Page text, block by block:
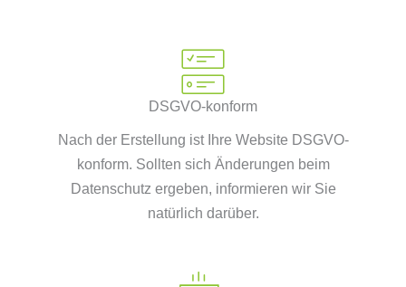
DSGVO-konform
Nach der Erstellung ist Ihre Website DSGVO-
konform. Sollten sich Änderungen beim
Datenschutz ergeben, informieren wir Sie
natürlich darüber.